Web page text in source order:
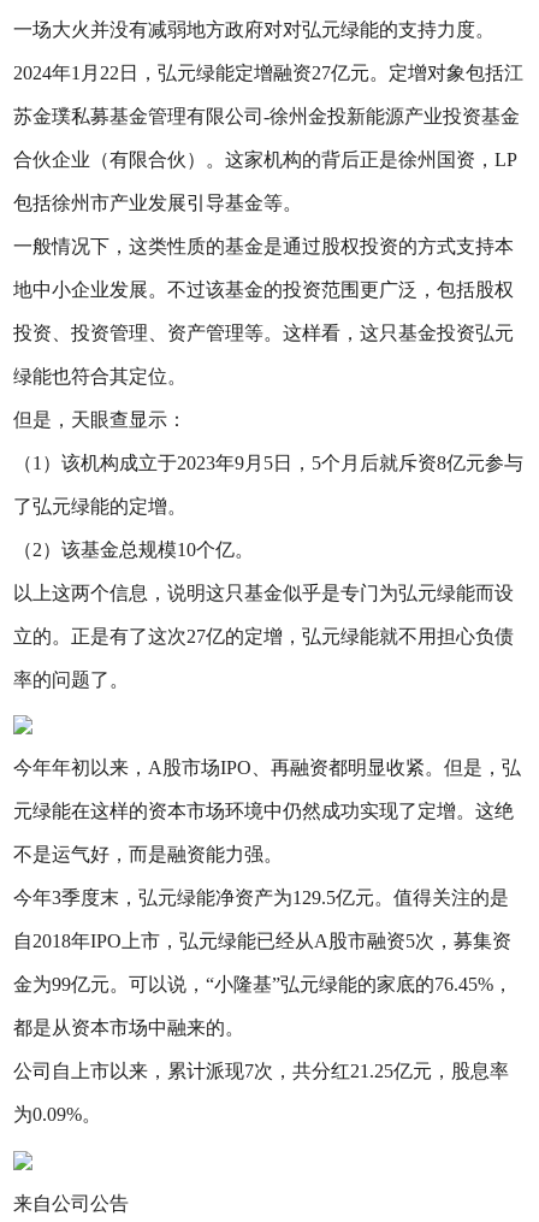
一场大火并没有减弱地方政府对对弘元绿能的支持力度。
2024年1月22日，弘元绿能定增融资27亿元。定增对象包括江
苏金璞私募基金管理有限公司-徐州金投新能源产业投资基金
合伙企业（有限合伙）。这家机构的背后正是徐州国资，LP
包括徐州市产业发展引导基金等。
一般情况下，这类性质的基金是通过股权投资的方式支持本
地中小企业发展。不过该基金的投资范围更广泛，包括股权
投资、投资管理、资产管理等。这样看，这只基金投资弘元
绿能也符合其定位。
但是，天眼查显示：
（1）该机构成立于2023年9月5日，5个月后就斥资8亿元参与
了弘元绿能的定增。
（2）该基金总规模10个亿。
以上这两个信息，说明这只基金似乎是专门为弘元绿能而设
立的。正是有了这次27亿的定增，弘元绿能就不用担心负债
率的问题了。
今年年初以来，A股市场IPO、再融资都明显收紧。但是，弘
元绿能在这样的资本市场环境中仍然成功实现了定增。这绝
不是运气好，而是融资能力强。
今年3季度末，弘元绿能净资产为129.5亿元。值得关注的是
自2018年IPO上市，弘元绿能已经从A股市融资5次，募集资
金为99亿元。可以说，“小隆基”弘元绿能的家底的76.45%，
都是从资本市场中融来的。
公司自上市以来，累计派现7次，共分红21.25亿元，股息率
为0.09%。
来自公司公告